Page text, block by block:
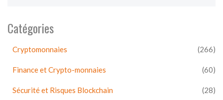
Catégories
Cryptomonnaies (266)
Finance et Crypto-monnaies (60)
Sécurité et Risques Blockchain (28)